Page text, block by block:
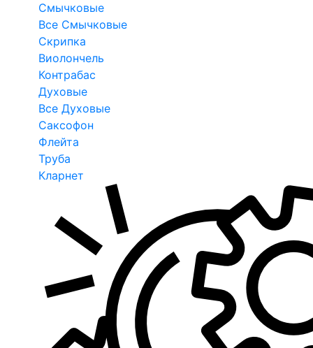
Смычковые
Все Смычковые
Скрипка
Виолончель
Контрабас
Духовые
Все Духовые
Саксофон
Флейта
Труба
Кларнет